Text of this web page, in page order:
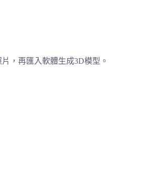
，再匯入軟體生成3D模型。